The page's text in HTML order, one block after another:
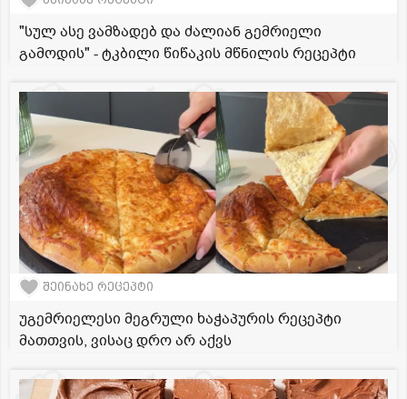
"სულ ასე ვამზადებ და ძალიან გემრიელი
გამოდის" - ტკბილი წიწაკის მწნილის რეცეპტი
შეინახე რეცეპტი
უგემრიელესი მეგრული ხაჭაპურის რეცეპტი
მათთვის, ვისაც დრო არ აქვს